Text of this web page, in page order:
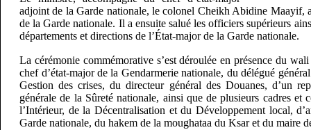
adjoint de la Garde nationale, le colonel Cheikh Abidine Maayif,
de la Garde nationale. Il a ensuite salué les officiers supérieurs
départements et directions de l’État-major de la Garde nationale.
La cérémonie commémorative s’est déroulée en présence du
chef d’état-major de la Gendarmerie nationale, du délégué
Gestion des crises, du directeur général des Douanes, d’un
générale de la Sûreté nationale, ainsi que de plusieurs cadres et
l’Intérieur, de la Décentralisation et du Développement local,
Garde nationale, du hakem de la moughataa du Ksar et du maire